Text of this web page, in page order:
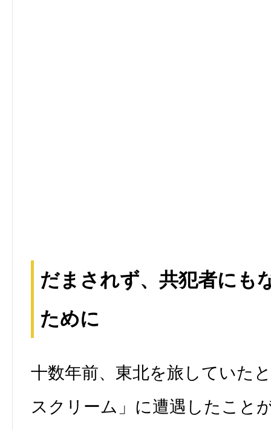
だまされず、共犯者にも
ために
十数年前、東北を旅していた
スクリーム」に遭遇したこと